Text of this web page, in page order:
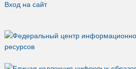
Вход на сайт